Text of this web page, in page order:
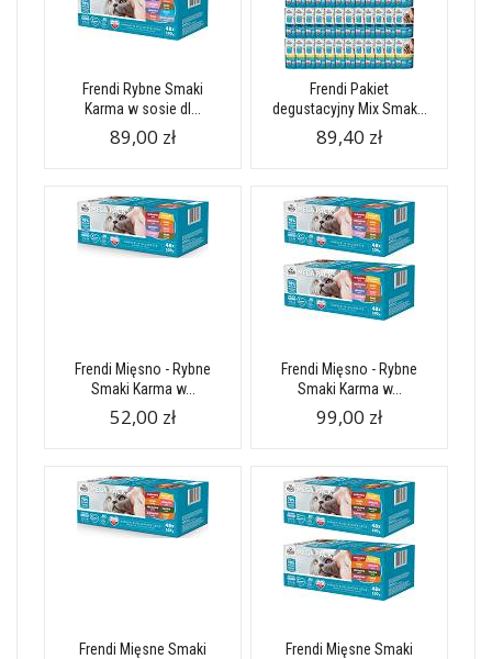
Frendi Rybne Smaki
Karma w sosie dl...
89,00 zł
Frendi Pakiet
degustacyjny Mix Smak...
89,40 zł
Frendi Mięsno - Rybne
Smaki Karma w...
52,00 zł
Frendi Mięsno - Rybne
Smaki Karma w...
99,00 zł
Frendi Mięsne Smaki
Frendi Mięsne Smaki